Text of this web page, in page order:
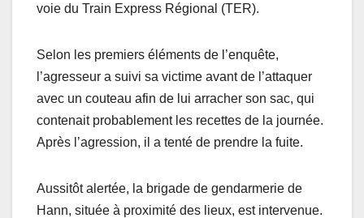
voie du Train Express Régional (TER).
Selon les premiers éléments de l’enquête,
l’agresseur a suivi sa victime avant de l’attaquer
avec un couteau afin de lui arracher son sac, qui
contenait probablement les recettes de la journée.
Après l’agression, il a tenté de prendre la fuite.
Aussitôt alertée, la brigade de gendarmerie de
Hann, située à proximité des lieux, est intervenue.